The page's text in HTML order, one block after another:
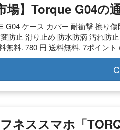
場】torque G04の
G04 ケース カバー 耐衝撃 擦り
防止 滑り止め 防水防滴 汚れ防
無料. 780 円 送料無料. 7ポイン
ネススマホ「